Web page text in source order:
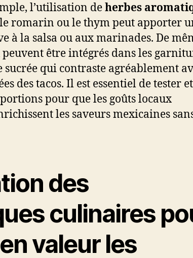
l’utilisation deherbes
romarin ou le thym peut apporter
à la salsa ou aux marinades. De
être intégrés dans les
qui contraste agréablement
des tacos. Il est essentiel de tester et
pour que les goûts locaux
les saveurs mexicaines
des
culinaires
valeur les